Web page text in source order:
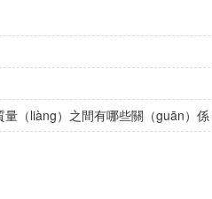
（liàng）之間有哪些關（guān）係